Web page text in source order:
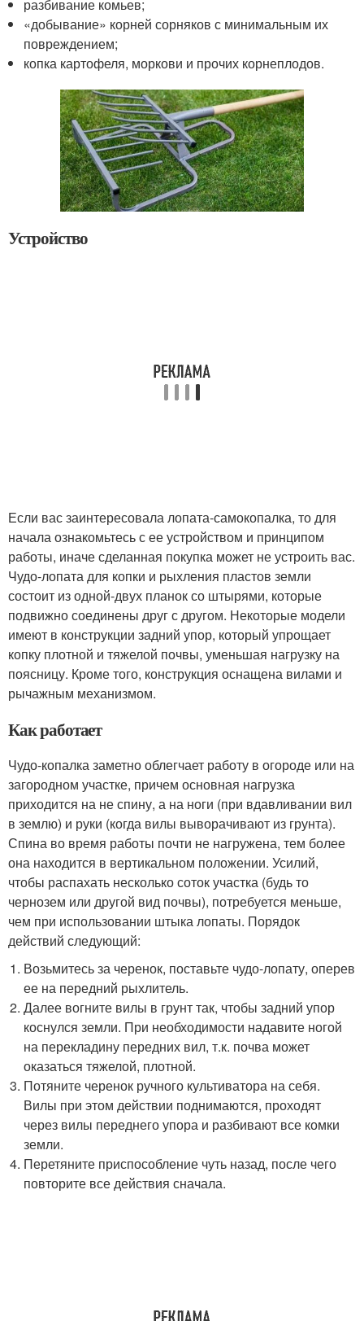
разбивание комьев;
«добывание» корней сорняков с минимальным их
повреждением;
копка картофеля, моркови и прочих корнеплодов.
Устройство
Если вас заинтересовала лопата-самокопалка, то для
начала ознакомьтесь с ее устройством и принципом
работы, иначе сделанная покупка может не устроить вас.
Чудо-лопата для копки и рыхления пластов земли
состоит из одной-двух планок со штырями, которые
подвижно соединены друг с другом. Некоторые модели
имеют в конструкции задний упор, который упрощает
копку плотной и тяжелой почвы, уменьшая нагрузку на
поясницу. Кроме того, конструкция оснащена вилами и
рычажным механизмом.
Как работает
Чудо-копалка заметно облегчает работу в огороде или на
загородном участке, причем основная нагрузка
приходится на не спину, а на ноги (при вдавливании вил
в землю) и руки (когда вилы выворачивают из грунта).
Спина во время работы почти не нагружена, тем более
она находится в вертикальном положении. Усилий,
чтобы распахать несколько соток участка (будь то
чернозем или другой вид почвы), потребуется меньше,
чем при использовании штыка лопаты. Порядок
действий следующий:
Возьмитесь за черенок, поставьте чудо-лопату, оперев
ее на передний рыхлитель.
Далее вогните вилы в грунт так, чтобы задний упор
коснулся земли. При необходимости надавите ногой
на перекладину передних вил, т.к. почва может
оказаться тяжелой, плотной.
Потяните черенок ручного культиватора на себя.
Вилы при этом действии поднимаются, проходят
через вилы переднего упора и разбивают все комки
земли.
Перетяните приспособление чуть назад, после чего
повторите все действия сначала.